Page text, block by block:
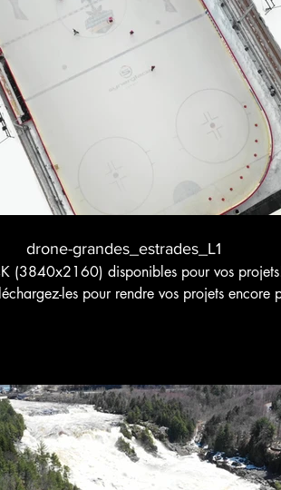
Acheter 4 $CA
drone-grandes_estrades_L1
(3840x2160) disponibles pour vos
les pour rendre vos projets encore